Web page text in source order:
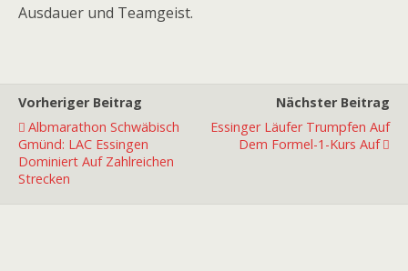
Ausdauer und Teamgeist.
Vorheriger Beitrag
Albmarathon Schwäbisch
Gmünd: LAC Essingen
Dominiert Auf Zahlreichen
Strecken
Nächster Beitrag
Essinger Läufer Trumpfen Auf
Dem Formel-1-Kurs Auf